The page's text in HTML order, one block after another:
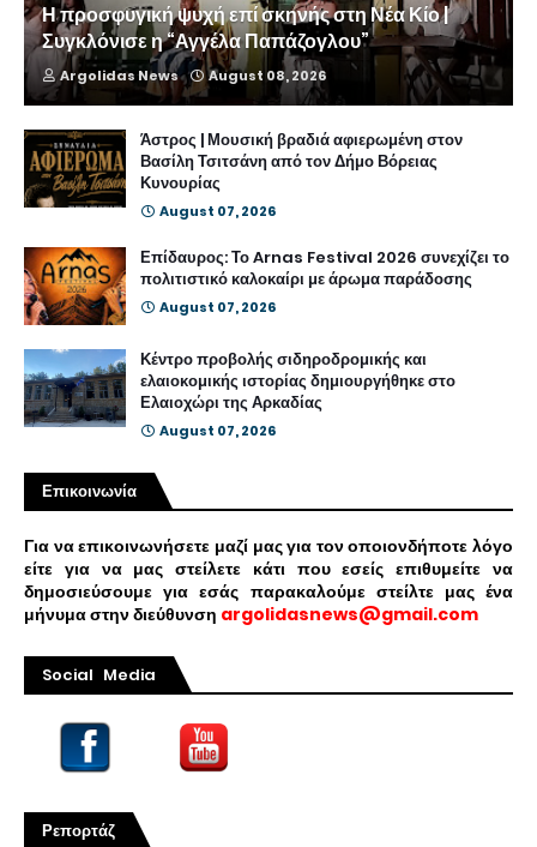
Η προσφυγική ψυχή επί σκηνής στη Νέα Κίο |
Συγκλόνισε η “Αγγέλα Παπάζογλου”
Argolidas News August 08, 2026
Άστρος | Μουσική βραδιά αφιερωμένη στον
Βασίλη Τσιτσάνη από τον Δήμο Βόρειας
Κυνουρίας
August 07, 2026
Επίδαυρος: Το Arnas Festival 2026 συνεχίζει το
πολιτιστικό καλοκαίρι με άρωμα παράδοσης
August 07, 2026
Κέντρο προβολής σιδηροδρομικής και
ελαιοκομικής ιστορίας δημιουργήθηκε στο
Ελαιοχώρι της Αρκαδίας
August 07, 2026
Επικοινωνία
Για να επικοινωνήσετε μαζί μας για τον οποιονδήποτε λόγο
είτε για να μας στείλετε κάτι που εσείς επιθυμείτε να
δημοσιεύσουμε για εσάς παρακαλούμε στείλτε μας ένα
μήνυμα στην διεύθυνση argolidasnews@gmail.com
Social Media
Ρεπορτάζ